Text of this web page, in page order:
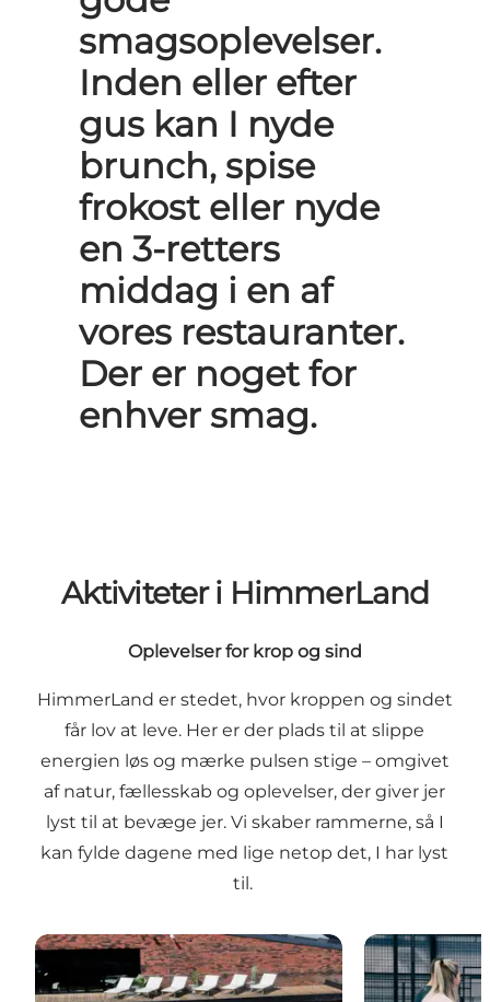
smagsoplevelser.
Inden eller efter
gus kan I nyde
brunch, spise
frokost eller nyde
en 3-retters
middag i en af
vores restauranter.
Der er noget for
enhver smag.
Aktiviteter i HimmerLand
Oplevelser for krop og sind
HimmerLand er stedet, hvor kroppen og sindet
får lov at leve. Her er der plads til at slippe
energien løs og mærke pulsen stige – omgivet
af natur, fællesskab og oplevelser, der giver jer
lyst til at bevæge jer. Vi skaber rammerne, så I
kan fylde dagene med lige netop det, I har lyst
til.
HimmerLand Spa Padel i